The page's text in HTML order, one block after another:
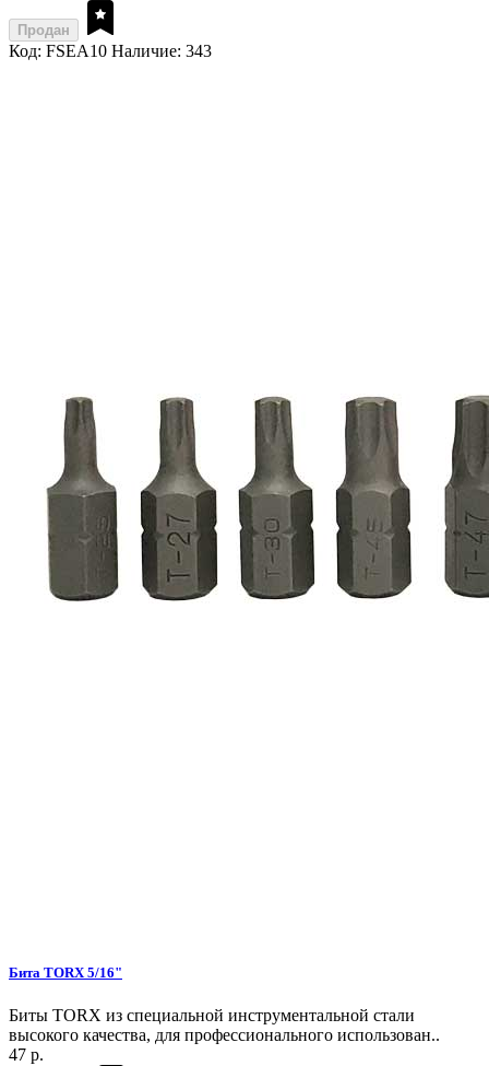
Продан
Код: FSEA10 Наличие: 343
Бита TORX 5/16"
Биты TORX из специальной инструментальной стали
высокого качества, для профессионального использован..
47 р.